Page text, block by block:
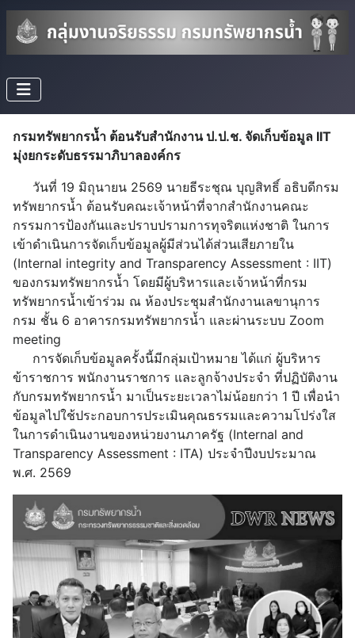
กรมทรัพยากรน้ำ ต้อนรับสำนักงาน ป.ป.ช. จัดเก็บข้อมูล IIT
มุ่งยกระดับธรรมาภิบาลองค์กร
วันที่ 19 มิถุนายน 2569 นายธีระชุณ บุญสิทธิ์ อธิบดีกรม
ทรัพยากรน้ำ ต้อนรับคณะเจ้าหน้าที่จากสำนักงานคณะ
กรรมการป้องกันและปราบปรามการทุจริตแห่งชาติ ในการ
เข้าดำเนินการจัดเก็บข้อมูลผู้มีส่วนได้ส่วนเสียภายใน
(Internal integrity and Transparency Assessment : IIT)
ของกรมทรัพยากรน้ำ โดยมีผู้บริหารและเจ้าหน้าที่กรม
ทรัพยากรน้ำเข้าร่วม ณ ห้องประชุมสำนักงานเลขานุการ
กรม ชั้น 6 อาคารกรมทรัพยากรน้ำ และผ่านระบบ Zoom
meeting
การจัดเก็บข้อมูลครั้งนี้มีกลุ่มเป้าหมาย ได้แก่ ผู้บริหาร
ข้าราชการ พนักงานราชการ และลูกจ้างประจำ ที่ปฏิบัติงาน
กับกรมทรัพยากรน้ำ มาเป็นระยะเวลาไม่น้อยกว่า 1 ปี เพื่อนำ
ข้อมูลไปใช้ประกอบการประเมินคุณธรรมและความโปร่งใส
ในการดำเนินงานของหน่วยงานภาครัฐ (Internal and
Transparency Assessment : ITA) ประจำปีงบประมาณ
พ.ศ. 2569